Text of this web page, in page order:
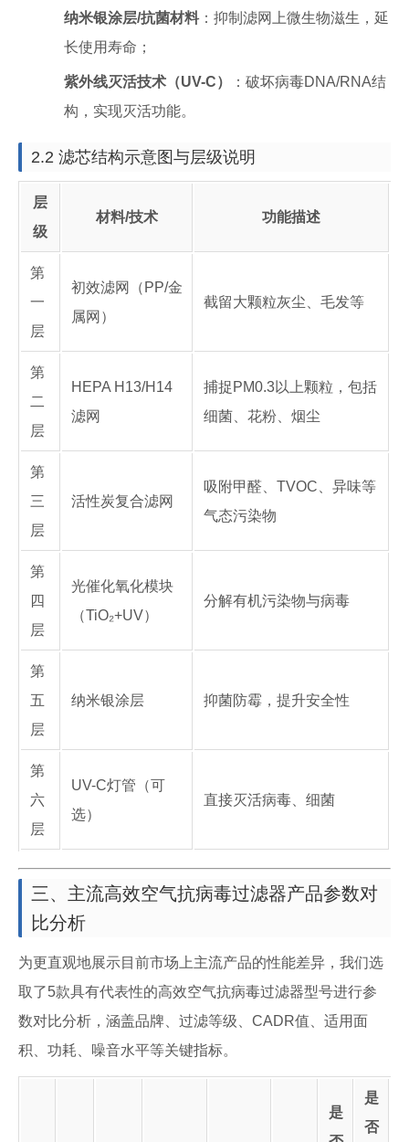
纳米银涂层/抗菌材料：抑制滤网上微生物滋生，延
长使用寿命；
紫外线灭活技术（UV-C）
：破坏病毒DNA/RNA结
构，实现灭活功能。
2.2 滤芯结构示意图与层级说明
层
级
材料/技术 功能描述
第
一
层
初效滤网（PP/金
属网）
截留大颗粒灰尘、毛发等
第
二
层
HEPA H13/H14
滤网
捕捉PM0.3以上颗粒，包括
细菌、花粉、烟尘
第
三
层
活性炭复合滤网
吸附甲醛、TVOC、异味等
气态污染物
第
四
层
光催化氧化模块
（TiO₂+UV）
分解有机污染物与病毒
第
五
层
纳米银涂层 抑菌防霉，提升安全性
第
六
层
UV-C灯管（可
选）
直接灭活病毒、细菌
三、主流高效空气抗病毒过滤器产品参数对
比分析
为更直观地展示目前市场上主流产品的性能差异，我们选
取了5款具有代表性的高效空气抗病毒过滤器型号进行参
数对比分析，涵盖品牌、过滤等级、CADR值、适用面
积、功耗、噪音水平等关键指标。
是
是
否